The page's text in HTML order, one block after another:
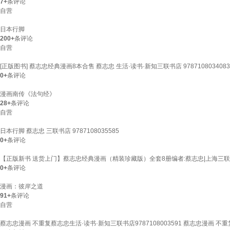
7+条评论
自营
日本行脚
200+条评论
自营
[正版图书] 蔡志忠经典漫画8本合售 蔡志忠 生活·读书·新知三联书店 9787108034083
0+条评论
漫画南传《法句经》
28+条评论
自营
日本行脚 蔡志忠 三联书店 9787108035585
0+条评论
【正版新书 送货上门】蔡志忠经典漫画（精装珍藏版）全套8册编者:蔡志忠|上海三联
0+条评论
漫画：彼岸之道
91+条评论
自营
蔡志忠漫画 不重复蔡志忠生活·读书·新知三联书店9787108003591 蔡志忠漫画 不重